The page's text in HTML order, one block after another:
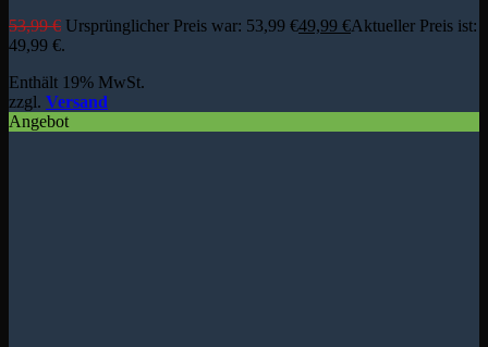
53,99€ Ursprünglicher Preis war: 53,99 €49,99 €Aktueller Preis ist:
49,99 €.
Enthält 19% MwSt.
zzgl. Versand
Angebot